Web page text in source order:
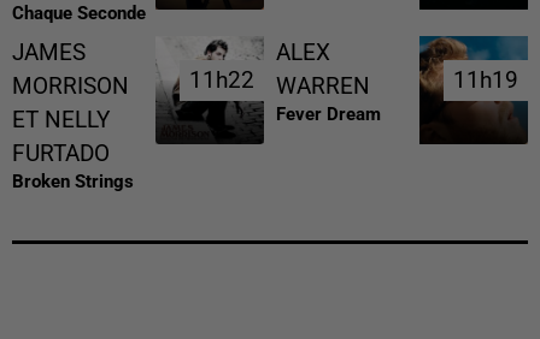
Chaque Seconde
JAMES
MORRISON
ET NELLY
FURTADO
Broken Strings
11h22
11h22
ALEX
WARREN
Fever Dream
11h19
11h19